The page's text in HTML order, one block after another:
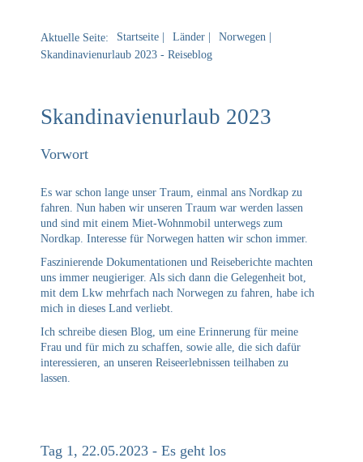
Aktuelle Seite: Startseite Länder
Norwegen
Skandinavienurlaub 2023 - Reiseblog
Skandinavienurlaub 2023
Vorwort
Es war schon lange unser Traum, einmal ans Nordkap zu
fahren. Nun haben wir unseren Traum war werden lassen
und sind mit einem Miet-Wohnmobil unterwegs zum
Nordkap. Interesse für Norwegen hatten wir schon immer.
Faszinierende Dokumentationen und Reiseberichte machten
uns immer neugieriger. Als sich dann die Gelegenheit bot,
mit dem Lkw mehrfach nach Norwegen zu fahren, habe ich
mich in dieses Land verliebt.
Ich schreibe diesen Blog, um eine Erinnerung für meine
Frau und für mich zu schaffen, sowie alle, die sich dafür
interessieren, an unseren Reiseerlebnissen teilhaben zu
lassen.
Tag 1, 22.05.2023 - Es geht los